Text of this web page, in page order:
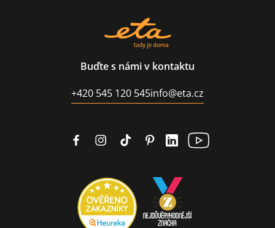
Buďte s námi v kontaktu
+420 545 120 545info@eta.cz